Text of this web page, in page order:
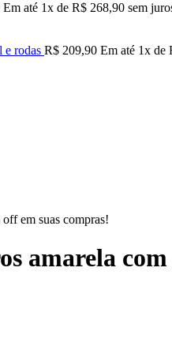
Em até 1x de R$ 268,90 sem
e rodas R$ 209,90 Em até 1x de
em suas compras!
amarela com